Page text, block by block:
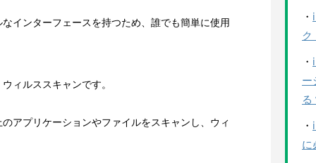
インターフェースを持つため、誰でも簡単に使用
ィルススキャンです。
アプリケーションやファイルをスキャンし、ウィ
・
ク
・
ー
る
・
に